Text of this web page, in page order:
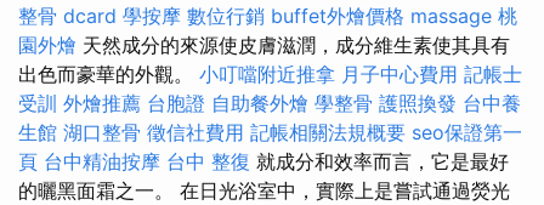
整骨 dcard 學按摩 數位行銷 buffet外燴價格 massage 桃
園外燴 天然成分的來源使皮膚滋潤，成分維生素使其具有
出色而豪華的外觀。 小叮噹附近推拿 月子中心費用 記帳士
受訓 外燴推薦 台胞證 自助餐外燴 學整骨 護照換發 台中養
生館 湖口整骨 徵信社費用 記帳相關法規概要 seo保證第一
頁 台中精油按摩 台中 整復 就成分和效率而言，它是最好
的曬黑面霜之一。 在日光浴室中，實際上是嘗試通過熒光